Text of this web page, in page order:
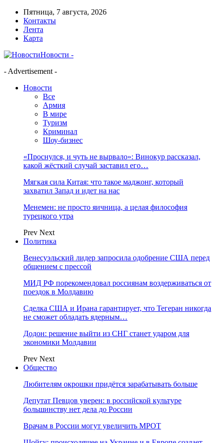
Пятница, 7 августа, 2026
Контакты
Лента
Карта
Новости -
- Advertisement -
Новости
Все
Армия
В мире
Туризм
Криминал
Шоу-бизнес
«Проснулся, и чуть не вырвало»: Винокур рассказал,
какой жёсткий случай заставил его…
Мягкая сила Китая: что такое маджонг, который
захватил Запад и идет на нас
Менемен: не просто яичница, а целая философия
турецкого утра
Prev Next
Политика
Венесуэльский лидер запросила одобрение США перед
общением с прессой
МИД РФ порекомендовал россиянам воздерживаться от
поездок в Молдавию
Сделка США и Ирана гарантирует, что Тегеран никогда
не сможет обладать ядерным…
Додон: решение выйти из СНГ станет ударом для
экономики Молдавии
Prev Next
Общество
Любителям окрошки придётся зарабатывать больше
Депутат Певцов уверен: в российской культуре
большинству нет дела до России
Врачам в России могут увеличить МРОТ